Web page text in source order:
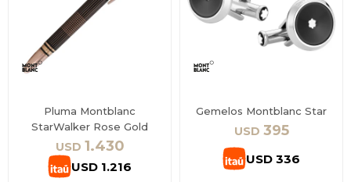
Pluma Montblanc
StarWalker Rose Gold
USD 1.430
USD 1.216
Gemelos Montblanc Star
USD 395
USD 336